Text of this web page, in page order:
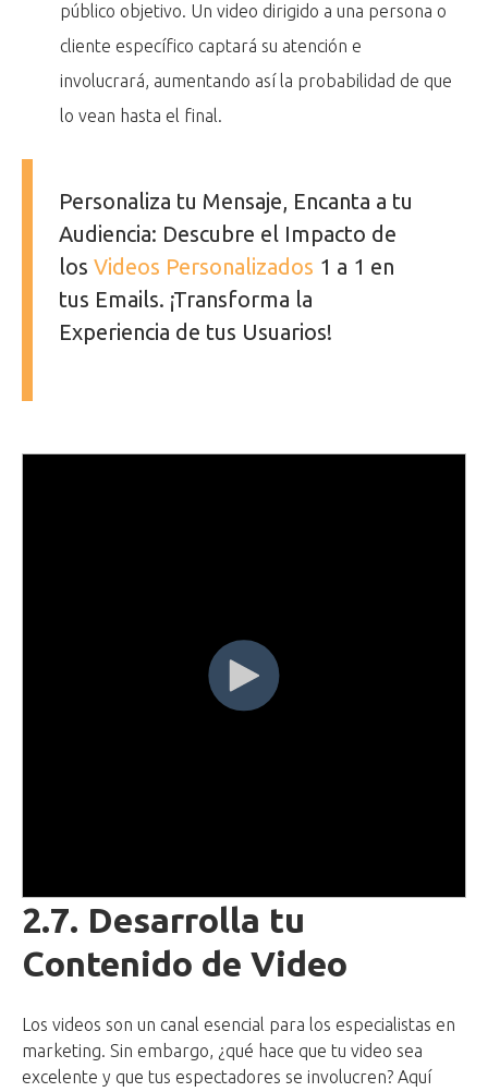
público objetivo. Un video dirigido a una persona o
cliente específico captará su atención e
involucrará, aumentando así la probabilidad de que
lo vean hasta el final.
Personaliza tu Mensaje, Encanta a tu
Audiencia: Descubre el Impacto de
los Videos Personalizados 1 a 1 en
tus Emails. ¡Transforma la
Experiencia de tus Usuarios!
2.7. Desarrolla tu
Contenido de Video
Los videos son un canal esencial para los especialistas en
marketing. Sin embargo, ¿qué hace que tu video sea
excelente y que tus espectadores se involucren? Aquí